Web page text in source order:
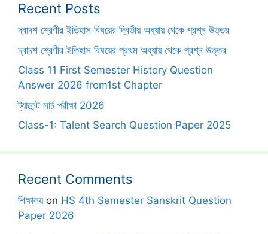
Recent Posts
দ্বাদশ শ্রেণীর ইতিহাস বিষয়ের দ্বিতীয় অধ্যায় থেকে প্রশ্ন উত্তর
দ্বাদশ শ্রেণীর ইতিহাস বিষয়ের প্রথম অধ্যায় থেকে প্রশ্ন উত্তর
Class 11 First Semester History Question
Answer 2026 from1st Chapter
ট্যালেন্ট সার্চ পরীক্ষা 2026
Class-1: Talent Search Question Paper 2025
Recent Comments
শিক্ষালয়on HS 4th Semester Sanskrit Question
Paper 2026